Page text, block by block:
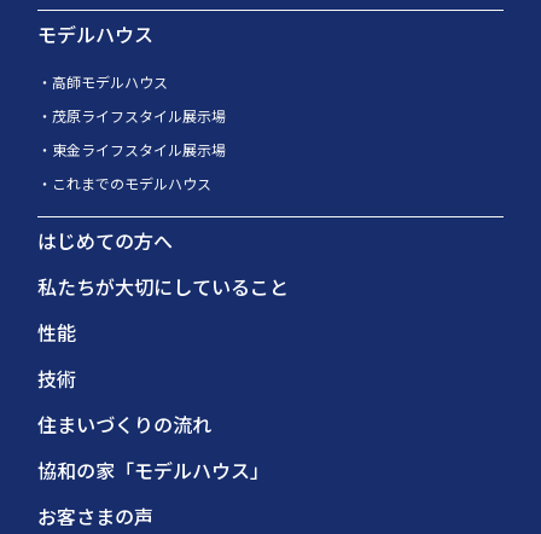
モデルハウス
高師モデルハウス
茂原ライフスタイル展示場
東金ライフスタイル展示場
これまでのモデルハウス
はじめての方へ
私たちが大切にしていること
性能
技術
住まいづくりの流れ
協和の家「モデルハウス」
お客さまの声